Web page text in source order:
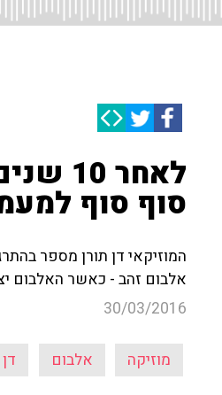
סוף סוף
המוזיקאי דן תורן מספר
אלבום זהב - כאשר האלבום
30/03/2016
מוזיקה אלבום